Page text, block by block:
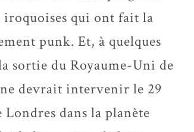
qui ont fait la
punk. Et, à quelques
sortie du Royaume-Uni de
devrait intervenir le 29
dans la planète